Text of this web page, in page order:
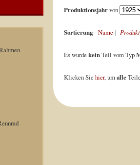
Produktionsjahrvon
Sortierung Name|
Es wurdekeinTeil vom Typ
Klicken Siehier, umalle